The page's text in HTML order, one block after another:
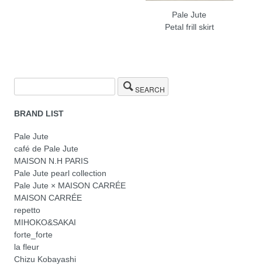
Pale Jute
Petal frill skirt
SEARCH
BRAND LIST
Pale Jute
café de Pale Jute
MAISON N.H PARIS
Pale Jute pearl collection
Pale Jute × MAISON CARRÉE
MAISON CARRÉE
repetto
MIHOKO&SAKAI
forte_forte
la fleur
Chizu Kobayashi